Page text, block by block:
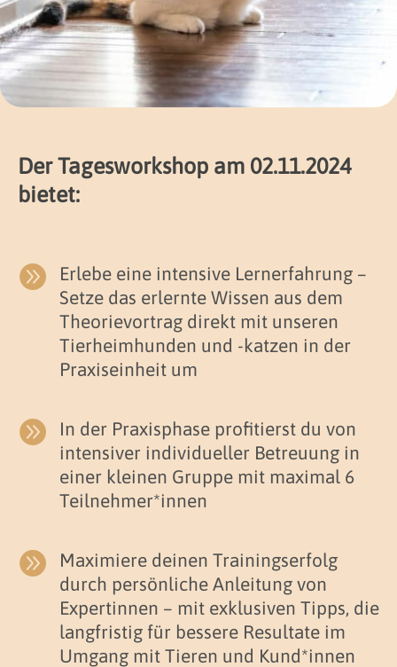
Der Tagesworkshop am 02.11.2024
bietet:

Erlebe eine intensive Lernerfahrung –
Setze das erlernte Wissen aus dem
Theorievortrag direkt mit unseren
Tierheimhunden und -katzen in der
Praxiseinheit um

In der Praxisphase profitierst du von
intensiver individueller Betreuung in
einer kleinen Gruppe mit maximal 6
Teilnehmer*innen

Maximiere deinen Trainingserfolg
durch persönliche Anleitung von
Expertinnen – mit exklusiven Tipps, die
langfristig für bessere Resultate im
Umgang mit Tieren und Kund*innen